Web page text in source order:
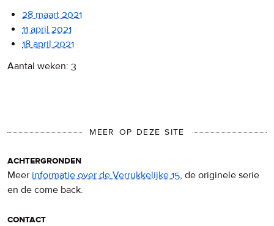
28 maart 2021
11 april 2021
18 april 2021
Aantal weken: 3
MEER OP DEZE SITE
achtergronden
Meer informatie over de Verrukkelijke 15, de originele serie
en de come back.
contact